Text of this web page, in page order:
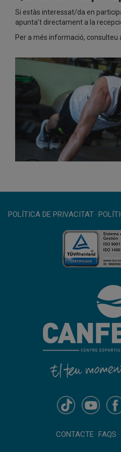
Si estàs interessat/da en
apunta’t directament a la
Per a més informació, consulteu
POLÍTICA DE PRIVACITAT ·
CONTACTE · FAQS ·